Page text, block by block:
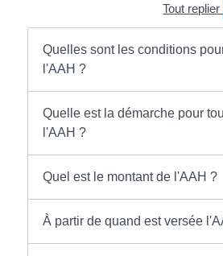
Tout replier
Quelles sont les conditions
l'AAH ?
Quelle est la démarche pour
l'AAH ?
Quel est le montant de l'AAH ?
À partir de quand est versée